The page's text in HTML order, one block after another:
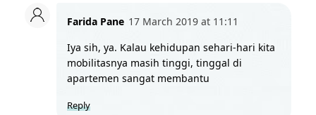
Farida Pane 17 March 2019 at 11:11
Iya sih, ya. Kalau kehidupan sehari-hari kita
mobilitasnya masih tinggi, tinggal di
apartemen sangat membantu
Reply